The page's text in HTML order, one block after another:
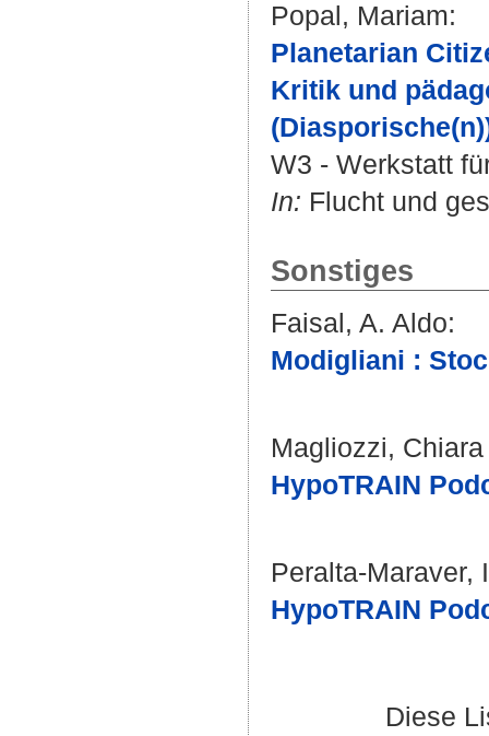
Popal, Mariam:
Planetarian
Kritik und
W3 - Werkstatt
In: Flucht und
Sonstiges
Faisal, A. Aldo:
Modigliani :
Magliozzi, Chiara
HypoTRAIN
Peralta-Maraver,
HypoTRAIN
Diese